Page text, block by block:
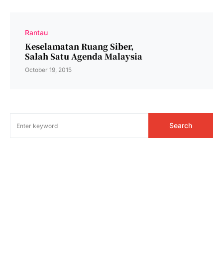
Rantau
Keselamatan Ruang Siber,
Salah Satu Agenda Malaysia
October 19, 2015
Search